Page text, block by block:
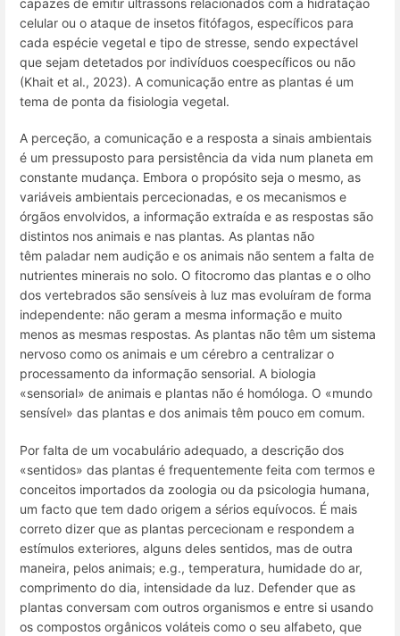
capazes de emitir ultrassons relacionados com a hidratação
celular ou o ataque de insetos fitófagos, específicos para
cada espécie vegetal e tipo de stresse, sendo expectável
que sejam detetados por indivíduos coespecíficos ou não
(Khait et al., 2023). A comunicação entre as plantas é um
tema de ponta da fisiologia vegetal.
A perceção, a comunicação e a resposta a sinais ambientais
é um pressuposto para persistência da vida num planeta em
constante mudança. Embora o propósito seja o mesmo, as
variáveis ambientais percecionadas, e os mecanismos e
órgãos envolvidos, a informação extraída e as respostas são
distintos nos animais e nas plantas. As plantas não
têm paladar nem audição e os animais não sentem a falta de
nutrientes minerais no solo. O fitocromo das plantas e o olho
dos vertebrados são sensíveis à luz mas evoluíram de forma
independente: não geram a mesma informação e muito
menos as mesmas respostas. As plantas não têm um sistema
nervoso como os animais e um cérebro a centralizar o
processamento da informação sensorial. A biologia
«sensorial» de animais e plantas não é homóloga. O «mundo
sensível» das plantas e dos animais têm pouco em comum.
Por falta de um vocabulário adequado, a descrição dos
«sentidos» das plantas é frequentemente feita com termos e
conceitos importados da zoologia ou da psicologia humana,
um facto que tem dado origem a sérios equívocos. É mais
correto dizer que as plantas percecionam e respondem a
estímulos exteriores, alguns deles sentidos, mas de outra
maneira, pelos animais; e.g., temperatura, humidade do ar,
comprimento do dia, intensidade da luz. Defender que as
plantas conversam com outros organismos e entre si usando
os compostos orgânicos voláteis como o seu alfabeto, que